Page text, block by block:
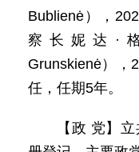
Bublienė），
察长妮达·
Grunskienė），
任，任期5年。
【政 党】